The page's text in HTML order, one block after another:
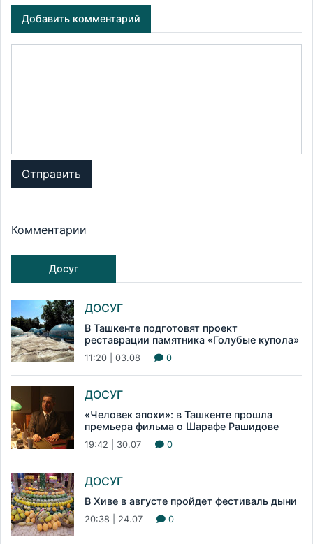
Добавить комментарий
Отправить
Комментарии
Досуг
ДОСУГ
В Ташкенте подготовят проект
реставрации памятника «Голубые купола»
11:20 | 03.08 0
ДОСУГ
«Человек эпохи»: в Ташкенте прошла
премьера фильма о Шарафе Рашидове
19:42 | 30.07 0
ДОСУГ
В Хиве в августе пройдет фестиваль дыни
20:38 | 24.07 0